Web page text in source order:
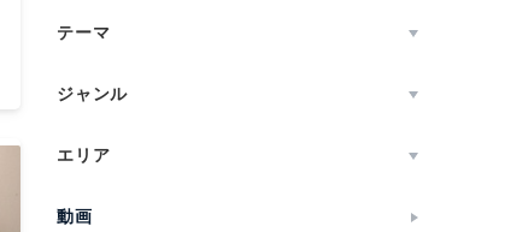
テーマ
ジャンル
エリア
動画